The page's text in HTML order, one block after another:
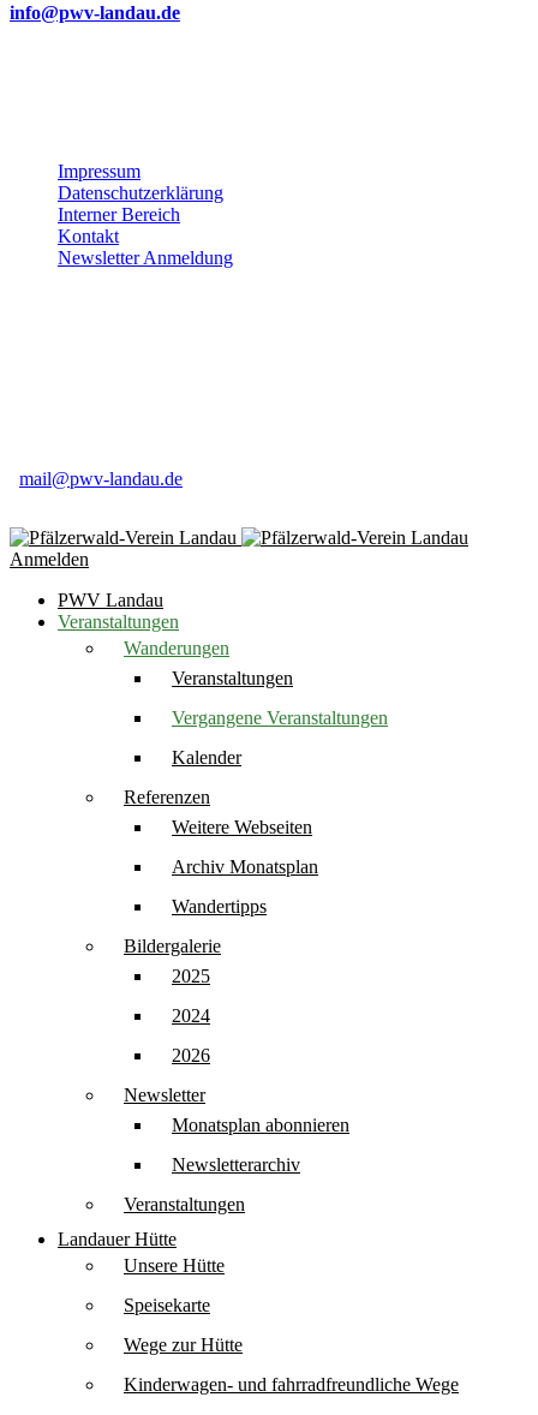
info@pwv-landau.de
Impressum
Datenschutzerklärung
Interner Bereich
Kontakt
Newsletter Anmeldung
mail@pwv-landau.de
Anmelden
PWV Landau
Veranstaltungen
Wanderungen
Veranstaltungen
Vergangene Veranstaltungen
Kalender
Referenzen
Weitere Webseiten
Archiv Monatsplan
Wandertipps
Bildergalerie
2025
2024
2026
Newsletter
Monatsplan abonnieren
Newsletterarchiv
Veranstaltungen
Landauer Hütte
Unsere Hütte
Speisekarte
Wege zur Hütte
Kinderwagen- und fahrradfreundliche Wege